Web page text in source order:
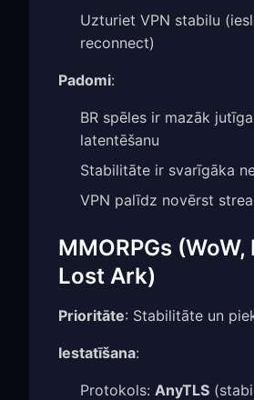
Uzturiet VPN stabilu
reconnect)
Padomi:
BR spēles ir mazāk
latentēšanu
Stabilitāte ir svarīgāka
VPN palīdz novērst
MMORPGs (WoW,
Lost Ark)
Prioritāte: Stabilitāte un
Iestatīšana:
Protokols: AnyTLS